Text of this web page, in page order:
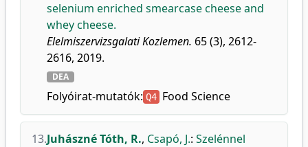
selenium enriched smearcase cheese and
whey cheese.
Elelmiszervizsgalati Kozlemen. 65 (3), 2612-
2616, 2019.
DEA
Folyóirat-mutatók: Q4 Food Science
13.Juhászné Tóth, R., Csapó, J.: Szelénnel